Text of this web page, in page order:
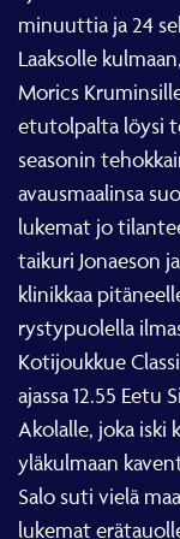
minuuttia ja 24
Laaksolle
Morics
etutolpalta löysi
seasonin
avausmaalinsa
lukemat jo
taikuri Jonaeson
klinikkaa
rystypuolella
Kotijoukkue
ajassa 12.55 Eetu
Akolalle, joka iski
yläkulmaan
Salo suti vielä
lukemat